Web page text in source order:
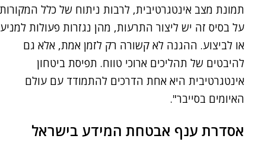
תמונת מצב אינטגרטיבית, לרבות ניתוח של כלל
על בסיס זה יש ליצור התרעות, מהן נגזרות פעולות
או לביצוע. ההגנה לא קשורה רק לזמן אמת, אלא גם
להיבטים של תהליכים ארוכי טווח. תפיסת ביטחון
אינטגרטיבית היא אחת הדרכים להתמודד עם עולם
האיומים בסייבר".
אסדרת ענף אבטחת המידע בישראל